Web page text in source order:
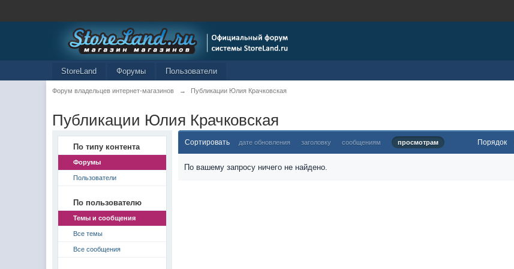
StoreLand Форумы Пользователи
Форум владельцев интернет-магазинов → Публикации Юлия Крачковская
Публикации Юлия Крачковская
По типу контента
Форумы
Пользователи
По пользователю
Темы и сообщения
Все темы
Все сообщения
Сортировать дате обновления заголовку сообщениям просмотрам Порядок
По вашему запросу ничего не найдено.